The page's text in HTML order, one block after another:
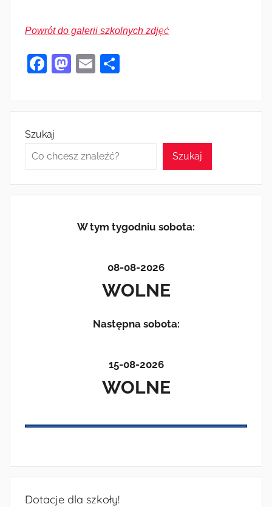
Powrót do galerii szkolnych zdjęć
F
c
b
o
o
k
M
to
n
E
ai ar
Szukaj
Szukaj
W tym tygodniu sobota:
08-08-2026
WOLNE
Następna sobota:
15-08-2026
WOLNE
Dotacje dla szkoły!